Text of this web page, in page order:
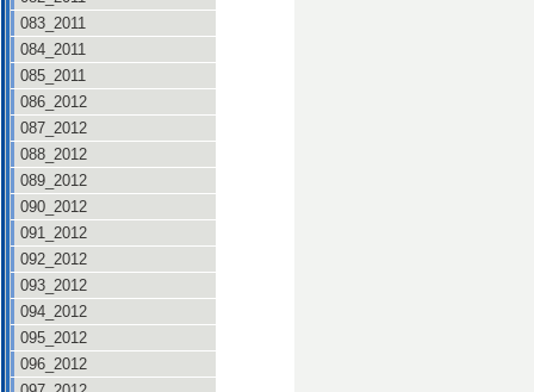
083_2011
084_2011
085_2011
086_2012
087_2012
088_2012
089_2012
090_2012
091_2012
092_2012
093_2012
094_2012
095_2012
096_2012